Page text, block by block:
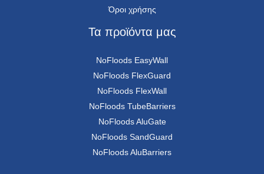
Όροι χρήσης
Τα προϊόντα μας
NoFloods EasyWall
NoFloods FlexGuard
NoFloods FlexWall
NoFloods TubeBarriers
NoFloods AluGate
NoFloods SandGuard
NoFloods AluBarriers